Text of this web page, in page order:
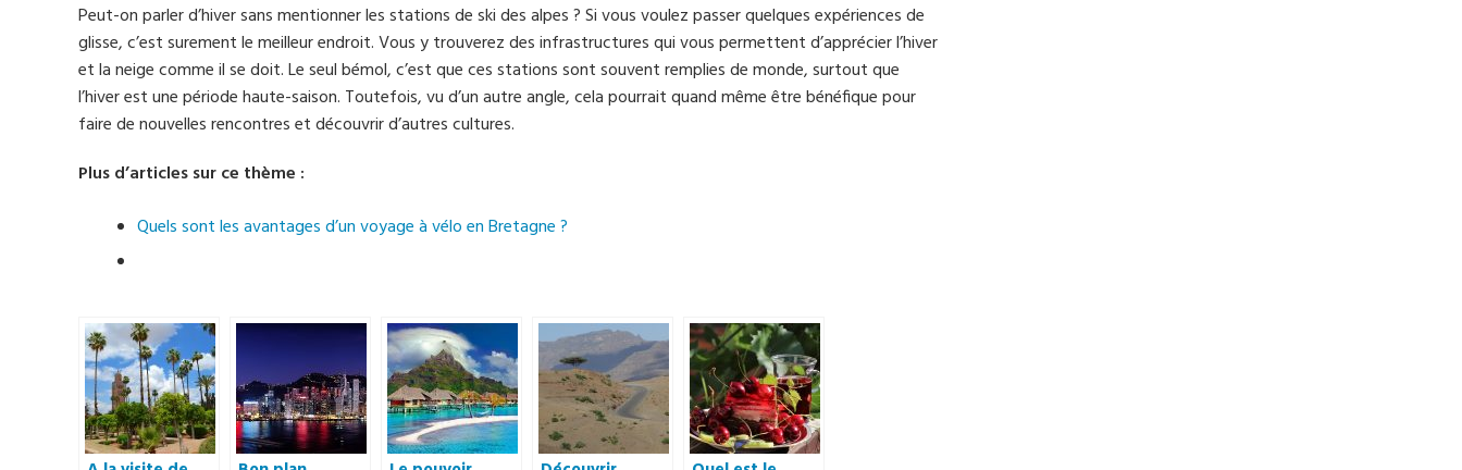
Peut-on parler d’hiver sans mentionner les stations de ski des alpes ? Si vous voulez passer quelques expériences de
glisse, c’est surement le meilleur endroit. Vous y trouverez des infrastructures qui vous permettent d’apprécier l’hiver
et la neige comme il se doit. Le seul bémol, c’est que ces stations sont souvent remplies de monde, surtout que
l’hiver est une période haute-saison. Toutefois, vu d’un autre angle, cela pourrait quand même être bénéfique pour
faire de nouvelles rencontres et découvrir d’autres cultures.
Plus d’articles sur ce thème :
Quels sont les avantages d’un voyage à vélo en Bretagne ?